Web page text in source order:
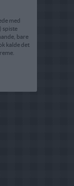
med
spiste
bare
kalde det